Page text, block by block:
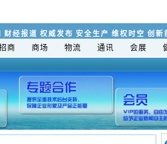
财经报道 权威发布 安全生产 维权时空 创新
商 商场 物流 通讯 会展